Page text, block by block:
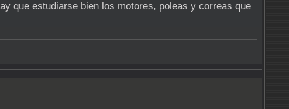
que estudiarse bien los motores, poleas y correas que
- - -